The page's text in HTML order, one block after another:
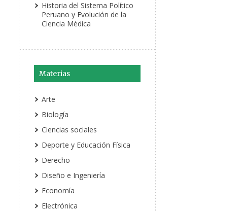
Historia del Sistema Político
Peruano y Evolución de la
Ciencia Médica
Materias
Arte
Biología
Ciencias sociales
Deporte y Educación Física
Derecho
Diseño e Ingeniería
Economía
Electrónica